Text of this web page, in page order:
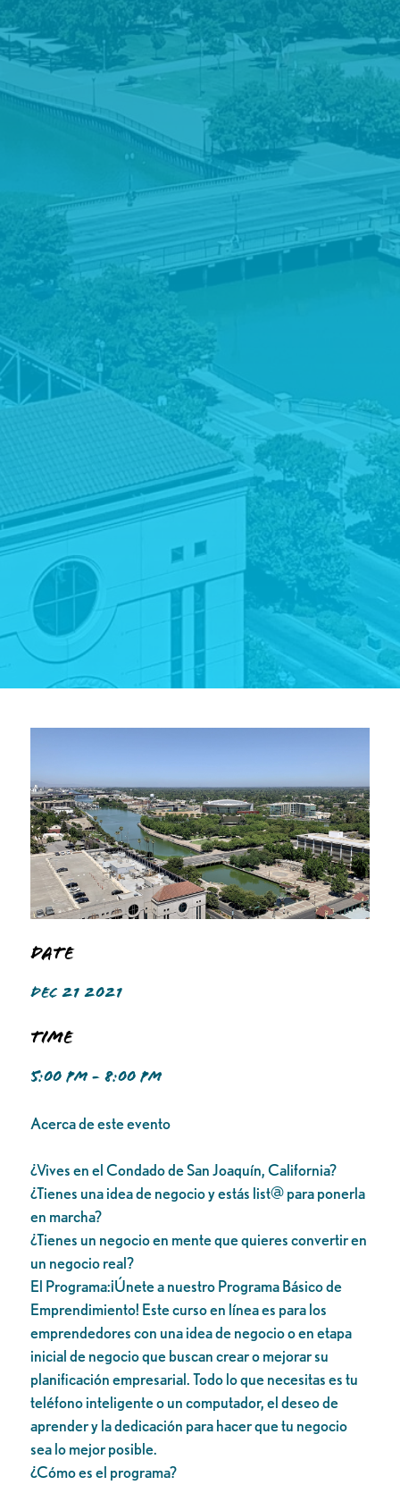
Date
DEC 21 2021
Time
5:00 PM - 8:00 PM
Acerca de este evento
¿Vives en el Condado de San Joaquín, California?
¿Tienes una idea de negocio y estás list@ para ponerla
en marcha?
¿Tienes un negocio en mente que quieres convertir en
un negocio real?
El Programa:¡Únete a nuestro Programa Básico de
Emprendimiento! Este curso en línea es para los
emprendedores con una idea de negocio o en etapa
inicial de negocio que buscan crear o mejorar su
planificación empresarial. Todo lo que necesitas es tu
teléfono inteligente o un computador, el deseo de
aprender y la dedicación para hacer que tu negocio
sea lo mejor posible.
¿Cómo es el programa?